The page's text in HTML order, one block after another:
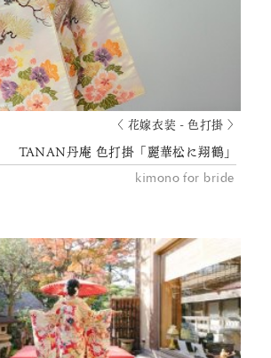
〈 花嫁衣装 - 色打掛 〉
TANAN丹庵 色打掛「麗華松に翔鶴」
kimono for bride